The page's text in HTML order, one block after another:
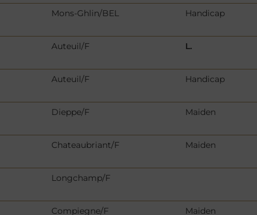
Mons-Ghlin/BEL Handicap
Auteuil/F L.
Auteuil/F Handicap
Dieppe/F Maiden
Chateaubriant/F Maiden
Longchamp/F
Compiegne/F Maiden